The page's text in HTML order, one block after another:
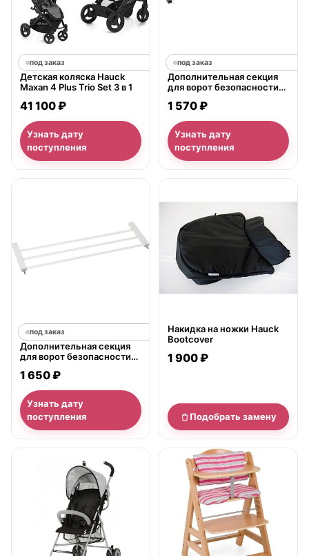
под заказ
Детская коляска Hauck
Maxan 4 Plus Trio Set 3 в 1
41 100 ₽
Узнать дату
поступления
под заказ
Дополнительная секция
для ворот безопасности
см
1 570 ₽
Узнать дату
поступления
под заказ
Дополнительная секция
для ворот безопасности
9 см
1 650 ₽
Узнать дату
поступления
Накидка на ножки Hauck
Bootcover
1 900 ₽
Подобрать замену